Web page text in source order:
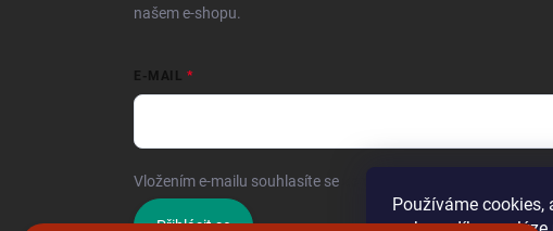
Používáme
našem e-shopu.
E-MAIL
Vložením e-mailu souhlasíte se
Přihlásit se